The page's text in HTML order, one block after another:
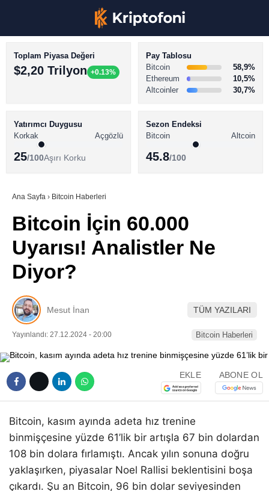
Youtube
TikTok
Telegram
BİTCOİN HABERLERİ
ALTCOİN HABERLERİ
SÖZLÜK
Toplam Piyasa Değeri
$2,20 Trilyon +0.13%
Pay Tablosu
Bitcoin
58,9%
Ethereum
10,5%
Altcoinler
30,7%
Yatırımcı Duygusu
Korkak
Açgözlü
25/100Aşırı Korku
Sezon Endeksi
Bitcoin
Altcoin
45.8/100
Ana Sayfa › Bitcoin Haberleri
Bitcoin İçin 60.000
Uyarısı! Analistler Ne
Diyor?
Mesut İnan TÜM YAZILARI
Yayınlandı: 27.12.2024 - 20:00 Bitcoin Haberleri
EKLE ABONE OL
Bitcoin, kasım ayında adeta hız trenine
binmişçesine yüzde 61’lik bir artışla 67 bin dolardan
108 bin dolara fırlamıştı. Ancak yılın sonuna doğru
yaklaşırken, piyasalar Noel Rallisi beklentisini boşa
çıkardı. Şu an Bitcoin, 96 bin dolar seviyesinden